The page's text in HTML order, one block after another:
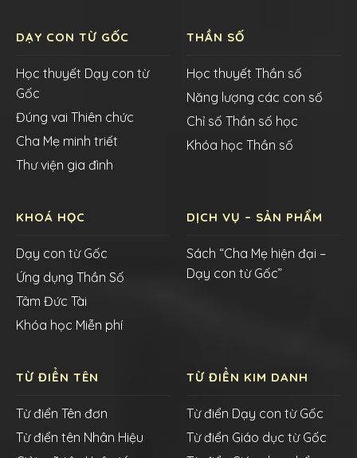
DẠY CON TỪ GỐC
Học thuyết Dạy con từ
Gốc
Đúng vai Thiên chức
Cha Mẹ minh triết
Thư viện gia đình
THẦN SỐ
Học thuyết Thần số
Năng lượng các con số
Chỉ số Thần số học
Khóa học Thần số
KHOÁ HỌC
Dạy con từ Gốc
Ứng dụng Thần Số
Tâm Đức Tài
Khóa học Miễn phí
DỊCH VỤ – SẢN PHẨM
Sách “Cha Mẹ hiện đại –
Dạy con từ Gốc”
TỪ ĐIỂN TÊN
Từ điển Tên đơn
Từ điển tên Nhân Hiệu
TỪ ĐIỂN KIM DANH
Từ điển Dạy con từ Gốc
Từ điển Giáo dục từ Gốc